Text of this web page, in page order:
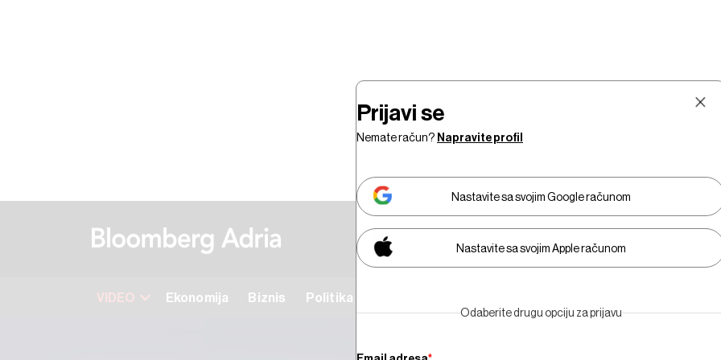
VIDEO Ekonomija Biznis Politika
Prijavi se
Nemate račun? Napravite profil
Nastavite sa svojim Google računom
Nastavite sa svojim Apple računom
Odaberite drugu opciju za prijavu